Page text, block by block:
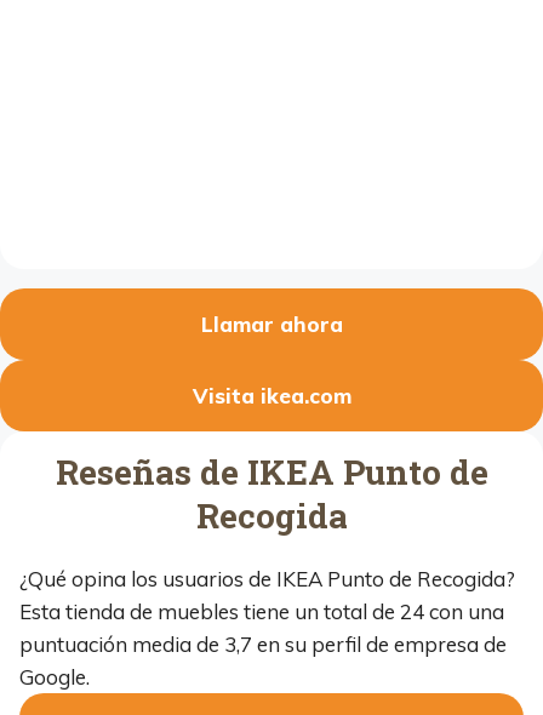
Llamar ahora
Visita ikea.com
Reseñas de IKEA Punto de
Recogida
¿Qué opina los usuarios de IKEA Punto de Recogida?
Esta tienda de muebles tiene un total de 24 con una
puntuación media de 3,7 en su perfil de empresa de
Google.